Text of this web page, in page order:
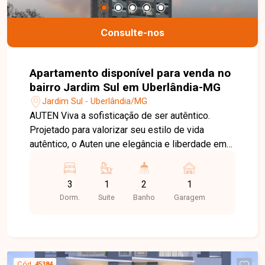
Consulte-nos
Apartamento disponível para venda no
bairro Jardim Sul em Uberlândia-MG
Jardim Sul - Uberlândia/MG
AUTEN Viva a sofisticação de ser autêntico.
Projetado para valorizar seu estilo de vida
autêntico, o Auten une elegância e liberdade em
com plantas de 68 m² a 81 m², oferecem
conforto, amplitude e funcionalidade em um
refúgio urbano de alto padrão. Infraestrutura
ambientes climatizados e entradas
3
Dorm.
1
Suite
2
Banho
1
Garagem